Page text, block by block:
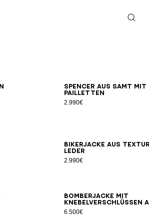
52
Spencer aus Samt mit
Pailletten
2.990€
Bikerjacke aus
Leder
2.990€
Bomberjacke mit
Knebelverschlüssen
6.500€